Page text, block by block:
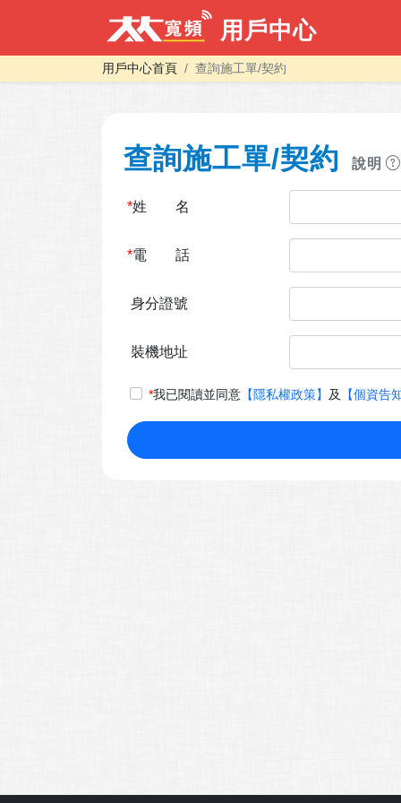
用戶中心
用戶中心首頁 查詢施工單/契約
查詢施工單/契約 說明
*姓 名
*電 話
身分證號
裝機地址
*我已閱讀並同意 【隱私權政策】 及 【個資告